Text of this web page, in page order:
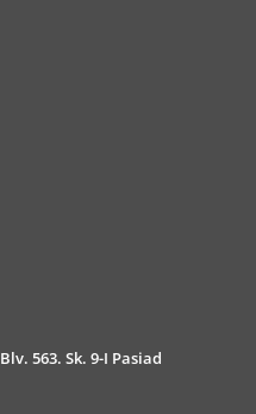
563. Sk. 9-I Pasiad